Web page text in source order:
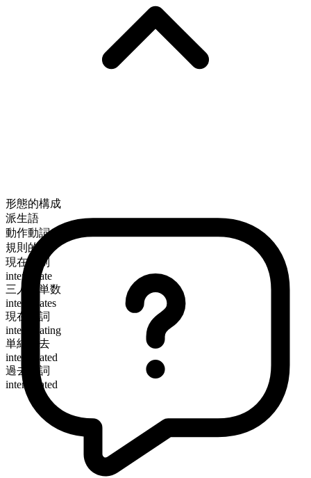
形態的構成
派生語
動作動詞
規則的
現在時制
interrogate
三人称単数
interrogates
現在分詞
interrogating
単純過去
interrogated
過去分詞
interrogated